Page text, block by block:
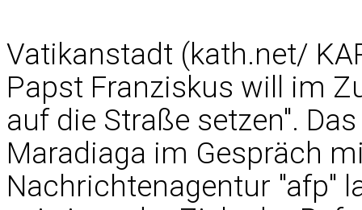
Vatikanstadt (kath.net/
Papst Franziskus will im
auf die Straße setzen".
Maradiaga im Gespräch
Nachrichtenagentur "afp"